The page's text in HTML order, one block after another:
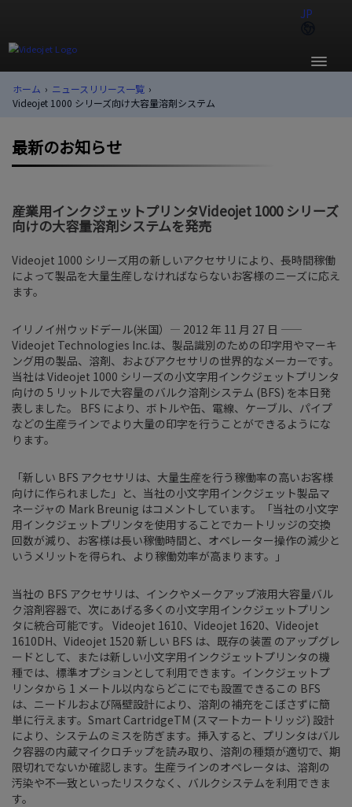
JP
ホーム › ニュースリリース一覧 ›
Videojet 1000 シリーズ向け大容量溶剤システム
最新のお知らせ
産業用インクジェットプリンタVideojet 1000 シリーズ
向けの大容量溶剤システムを発売
Videojet 1000 シリーズ用の新しいアクセサリにより、長時間稼働
によって製品を大量生産しなければならないお客様のニーズに応え
ます。
イリノイ州ウッドデール(米国）— 2012 年 11 月 27 日 ——
Videojet Technologies Inc.は、製品識別のための印字用やマーキ
ング用の製品、溶剤、およびアクセサリの世界的なメーカーです。
当社は Videojet 1000 シリーズの小文字用インクジェットプリンタ
向けの 5 リットルで大容量のバルク溶剤システム (BFS) を本日発
表しました。 BFS により、ボトルや缶、電線、ケーブル、パイプ
などの生産ラインでより大量の印字を行うことができるようにな
ります。
「新しい BFS アクセサリは、大量生産を行う稼働率の高いお客様
向けに作られました」と、当社の小文字用インクジェット製品マ
ネージャの Mark Breunig はコメントしています。「当社の小文字
用インクジェットプリンタを使用することでカートリッジの交換
回数が減り、お客様は長い稼働時間と、オペレーター操作の減少と
いうメリットを得られ、より稼働効率が高まります。」
当社の BFS アクセサリは、インクやメークアップ液用大容量バル
ク溶剤容器で、次にあげる多くの小文字用インクジェットプリン
タに統合可能です。 Videojet 1610、Videojet 1620、Videojet
1610DH、Videojet 1520 新しい BFS は、既存の装置 のアップグレ
ードとして、または新しい小文字用インクジェットプリンタの機
種では、標準オプションとして利用できます。インクジェットプ
リンタから 1 メートル以内ならどこにでも設置できるこの BFS
は、ニードルおよび隔壁設計により、溶剤の補充をこぼさずに簡
単に行えます。Smart CartridgeTM (スマートカートリッジ) 設計
により、システムのミスを防ぎます。挿入すると、プリンタはバル
ク容器の内蔵マイクロチップを読み取り、溶剤の種類が適切で、期
限切れでないか確認します。生産ラインのオペレータは、溶剤の
汚染や不一致といったリスクなく、バルクシステムを利用できま
す。